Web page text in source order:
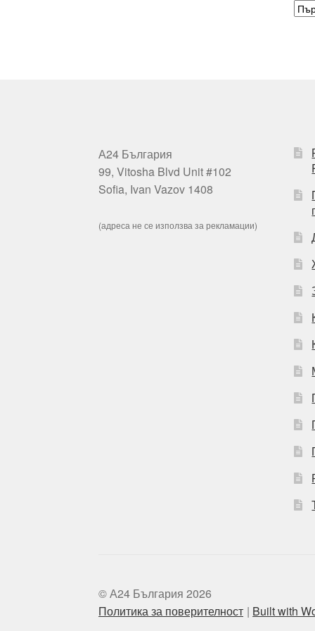
А24 България
99, Vitosha Blvd Unit #102
Sofia, Ivan Vazov 1408
(адреса не се използва за рекламации)
© А24 България 2026
Политика за поверителност
Built with